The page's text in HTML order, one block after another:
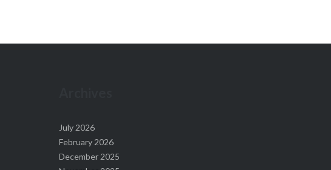
July 2026
February 2026
December 2025